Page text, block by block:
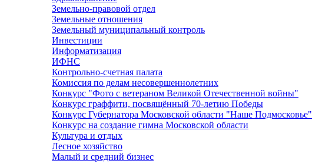
Земельно-правовой отдел
Земельные отношения
Земельный муниципальный контроль
Инвестиции
Информатизация
ИФНС
Контрольно-счетная палата
Комиссия по делам несовершеннолетних
Конкурс "Фото с ветераном Великой Отечественной войны"
Конкурс граффити, посвящённый 70-летию Победы
Конкурс Губернатора Московской области "Наше Подмосковье"
Конкурс на создание гимна Московской области
Культура и отдых
Лесное хозяйство
Малый и средний бизнес